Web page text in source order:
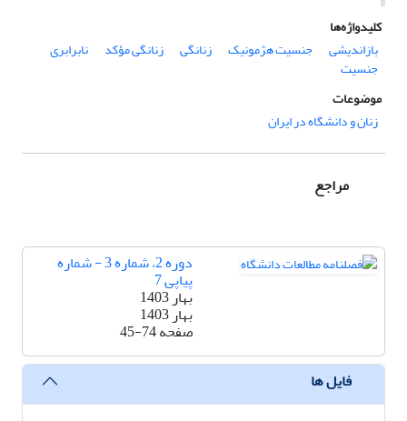
کلیدواژه‌ها
بازاندیشی
جنسیت هژمونیک زنانگی زنانگی مؤکد نابرابری
جنسیت
موضوعات
زنان و دانشگاه در ایران
مراجع
دوره 2، شماره 3 - شماره
پیاپی 7
بهار 1403
بهار 1403
صفحه45-74
فایل ها